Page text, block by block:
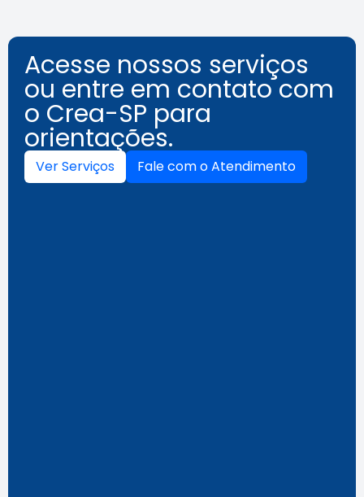
Acesse nossos serviços
ou entre em contato com
o Crea-SP para
orientações.
Ver Serviços Fale com o Atendimento